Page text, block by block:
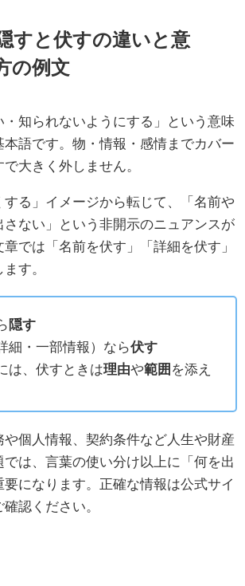
すと伏すの違いと意
の例文
・知られないようにする」という意味
本語です。物・情報・感情までカバー
大きく外しません。
る」イメージから転じて、「名前や
さない」という非開示のニュアンスが
では「名前を伏す」「詳細を伏す」
す。
隠す
細・一部情報）なら伏す
は、伏すときは理由や範囲 を添え
個人情報、契約条件など人生や財産
では、言葉の使い分け以上に「何を出
要になります。正確な情報は公式サイ
認ください。